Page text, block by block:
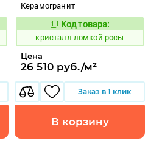
Керамогранит
818582
Код товара:
кристалл ломкой росы
Цена
26 510 руб./м²
Заказ в 1 клик
В корзину